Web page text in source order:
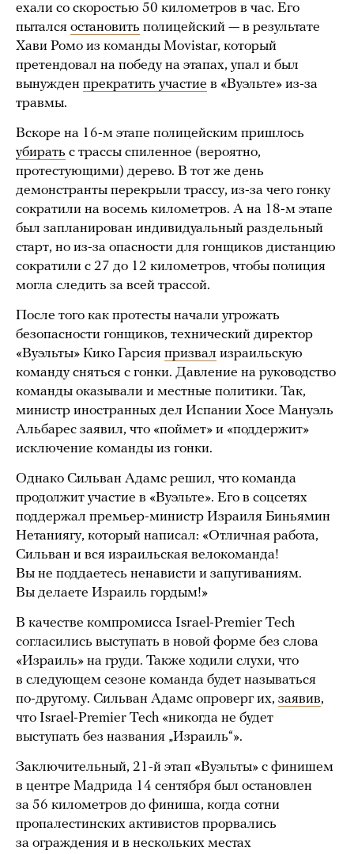
ехали со скоростью 50 километров в час. Его
пытался остановить полицейский — в результате
Хави Ромо из команды Movistar, который
претендовал на победу на этапах, упал и был
вынужден прекратить участие в «Вуэльте» из-за
травмы.
Вскоре на 16-м этапе полицейским пришлось
убирать с трассы спиленное (вероятно,
протестующими) дерево. В тот же день
демонстранты перекрыли трассу, из-за чего гонку
сократили на восемь километров. А на 18-м этапе
был запланирован индивидуальный раздельный
старт, но из-за опасности для гонщиков дистанцию
сократили с 27 до 12 километров, чтобы полиция
могла следить за всей трассой.
После того как протесты начали угрожать
безопасности гонщиков, технический директор
«Вуэльты» Кико Гарсия призвал израильскую
команду сняться с гонки. Давление на руководство
команды оказывали и местные политики. Так,
министр иностранных дел Испании Хосе Мануэль
Альбарес заявил, что «поймет» и «поддержит»
исключение команды из гонки.
Однако Сильван Адамс решил, что команда
продолжит участие в «Вуэльте». Его в соцсетях
поддержал премьер-министр Израиля Биньямин
Нетаниягу, который написал: «Отличная работа,
Сильван и вся израильская велокоманда!
Вы не поддаетесь ненависти и запугиваниям.
Вы делаете Израиль гордым!»
В качестве компромисса Israel-Premier Tech
согласились выступать в новой форме без слова
«Израиль» на груди. Также ходили слухи, что
в следующем сезоне команда будет называться
по-другому. Сильван Адамс опроверг их, заявив,
что Israel-Premier Tech «никогда не будет
выступать без названия „Израиль“».
Заключительный, 21-й этап «Вуэльты» с финишем
в центре Мадрида 14 сентября был остановлен
за 56 километров до финиша, когда сотни
пропалестинских активистов прорвались
за ограждения и в нескольких местах